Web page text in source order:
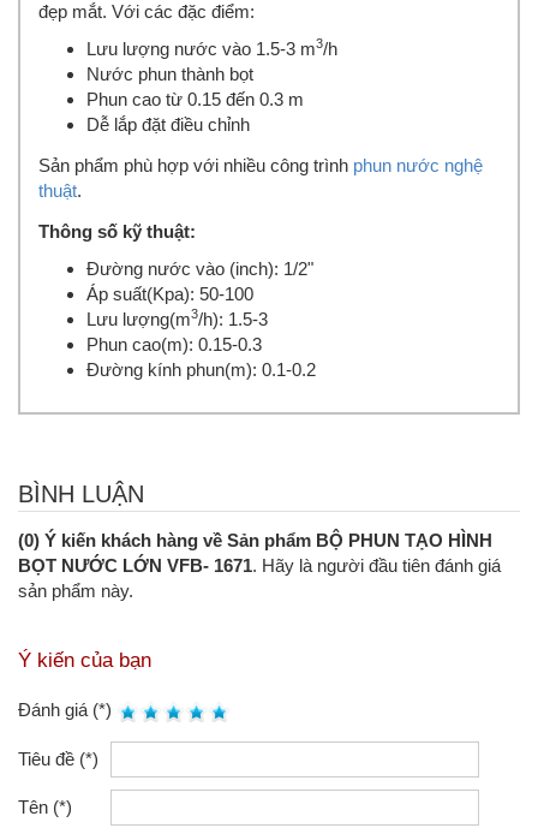
đẹp mắt. Với các đặc điểm:
Lưu lượng nước vào 1.5-3 m3/h
Nước phun thành bọt
Phun cao từ 0.15 đến 0.3 m
Dễ lắp đặt điều chỉnh
Sản phẩm phù hợp với nhiều công trình phun nước nghệ
thuật.
Thông số kỹ thuật:
Đường nước vào (inch): 1/2"
Áp suất(Kpa): 50-100
Lưu lượng(m3/h): 1.5-3
Phun cao(m): 0.15-0.3
Đường kính phun(m): 0.1-0.2
BÌNH LUẬN
(0) Ý kiến khách hàng về Sản phẩm BỘ PHUN TẠO HÌNH
BỌT NƯỚC LỚN VFB- 1671. Hãy là người đầu tiên đánh giá
sản phẩm này.
Ý kiến của bạn
Đánh giá (*)
Tiêu đề (*)
Tên (*)